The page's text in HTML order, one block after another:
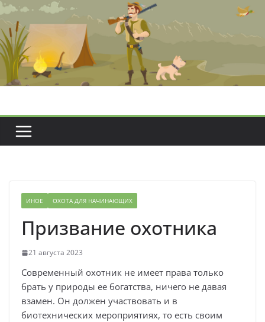
Перейти
содержимому
ИНОЕ ОХОТА ДЛЯ НАЧИНАЮЩИХ
Призвание охотника
21 августа 2023
Современный охотник не имеет права только
брать у природы ее богатства, ничего не давая
взамен. Он должен участвовать и в
биотехнических мероприятиях, то есть своим